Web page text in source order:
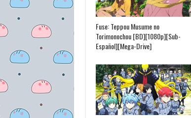
Fuse: Teppou Musume no
Torimonochou [BD][1080p][Sub-
Español][Mega-Drive]